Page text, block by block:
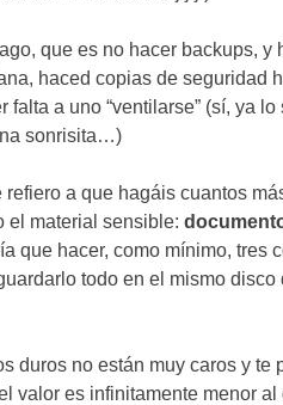
,que es no hacer backups,y
, haced copias de seguridad
falta a uno “ventilarse” (sí,ya lo
sonrisita…)
refiero a que hagáis cuantos
el material sensible:
que hacer,como mínimo,tres
todo en el mismo
duros no están muy caros y te
valor es infinitamente menor